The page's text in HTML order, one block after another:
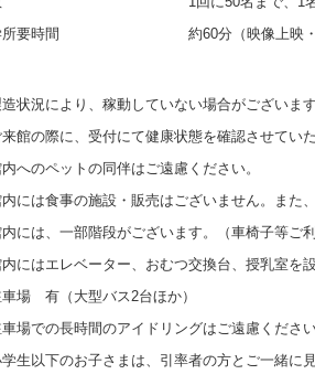
所要時間
約60分（映像上映
状況により、稼動していない場合がございま
来館の際に、受付にて健康状態を確認させてい
へのペットの同伴はご遠慮ください。
には食事の施設・販売はございません。また
には、一部階段がございます。（車椅子等ご
にはエレベーター、おむつ交換台、授乳室を
場 有（大型バス2台ほか）
場での長時間のアイドリングはご遠慮ください
生以下のお子さまは、引率者の方とご一緒に